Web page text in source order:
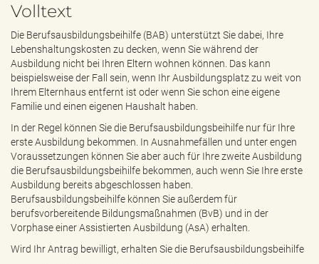
n
n
Volltext
Die Berufsausbildungsbeihilfe (BAB) unterstützt Sie dabei, Ihre
Lebenshaltungskosten zu decken, wenn Sie während der
Ausbildung nicht bei Ihren Eltern wohnen können. Das kann
beispielsweise der Fall sein, wenn Ihr Ausbildungsplatz zu weit von
Ihrem Elternhaus entfernt ist oder wenn Sie schon eine eigene
Familie und einen eigenen Haushalt haben.
In der Regel können Sie die Berufsausbildungsbeihilfe nur für Ihre
erste Ausbildung bekommen. In Ausnahmefällen und unter engen
Voraussetzungen können Sie aber auch für Ihre zweite Ausbildung
die Berufsausbildungsbeihilfe bekommen, auch wenn Sie Ihre erste
Ausbildung bereits abgeschlossen haben.
Berufsausbildungsbeihilfe können Sie außerdem für
berufsvorbereitende Bildungsmaßnahmen (BvB) und in der
Vorphase einer Assistierten Ausbildung (AsA) erhalten.
Wird Ihr Antrag bewilligt, erhalten Sie die Berufsausbildungsbeihilfe